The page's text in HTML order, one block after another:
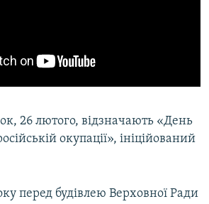
26 лютого, відзначають «День
окупації», ініційований
перед будівлею Верховної Ради